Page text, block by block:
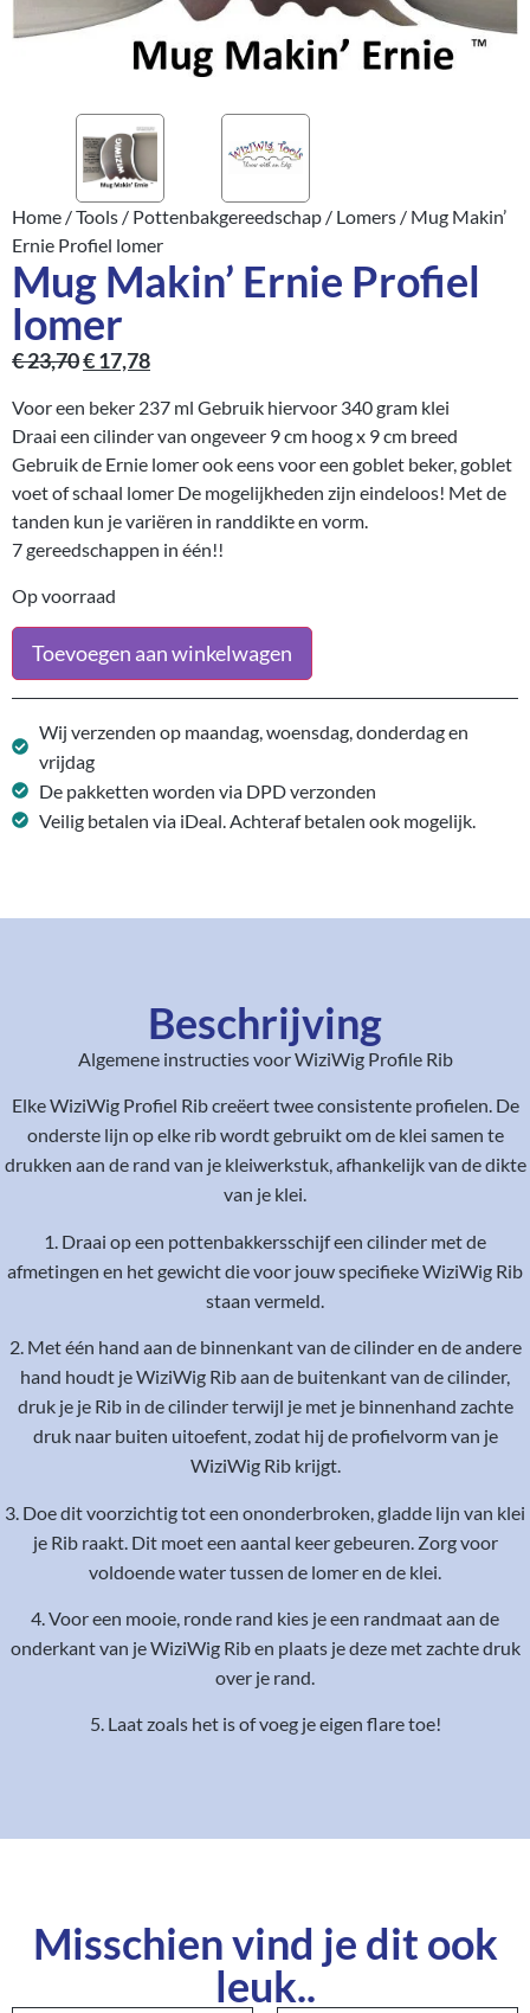
Home /Tools / Pottenbakgereedschap / Lomers / Mug Makin’
Ernie Profiel lomer
Mug Makin’ Ernie Profiel
lomer
€23,70€17,78
Voor een beker 237 ml Gebruik hiervoor 340 gram klei
Draai een cilinder van ongeveer 9 cm hoog x 9 cm breed
Gebruik de Ernie lomer ook eens voor een goblet beker, goblet
voet of schaal lomer De mogelijkheden zijn eindeloos! Met de
tanden kun je variëren in randdikte en vorm.
7 gereedschappen in één!!
Op voorraad
Toevoegen aan winkelwagen
Wij verzenden op maandag, woensdag, donderdag en
vrijdag
De pakketten worden via DPD verzonden
Veilig betalen via iDeal. Achteraf betalen ook mogelijk.
Beschrijving
Algemene instructies voor WiziWig Profile Rib
Elke WiziWig Profiel Rib creëert twee consistente profielen. De
onderste lijn op elke rib wordt gebruikt om de klei samen te
drukken aan de rand van je kleiwerkstuk, afhankelijk van de dikte
van je klei.
1. Draai op een pottenbakkersschijf een cilinder met de
afmetingen en het gewicht die voor jouw specifieke WiziWig Rib
staan vermeld.
2. Met één hand aan de binnenkant van de cilinder en de andere
hand houdt je WiziWig Rib aan de buitenkant van de cilinder,
druk je je Rib in de cilinder terwijl je met je binnenhand zachte
druk naar buiten uitoefent, zodat hij de profielvorm van je
WiziWig Rib krijgt.
3. Doe dit voorzichtig tot een ononderbroken, gladde lijn van klei
je Rib raakt. Dit moet een aantal keer gebeuren. Zorg voor
voldoende water tussen de lomer en de klei.
4. Voor een mooie, ronde rand kies je een randmaat aan de
onderkant van je WiziWig Rib en plaats je deze met zachte druk
over je rand.
5. Laat zoals het is of voeg je eigen flare toe!
Misschien vind je dit ook
leuk..